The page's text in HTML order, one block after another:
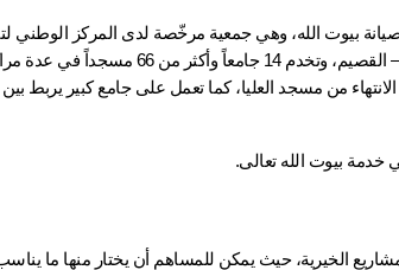
خدمة بيوت الله تعالى.
الخيرية، حيث يمكن للمساهم أن يختار منها ما يناسب